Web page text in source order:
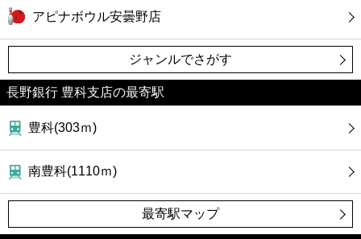
アピナボウル安曇野店
ジャンルでさがす
長野銀行 豊科支店の最寄駅
豊科(303ｍ)
南豊科(1110ｍ)
最寄駅マップ